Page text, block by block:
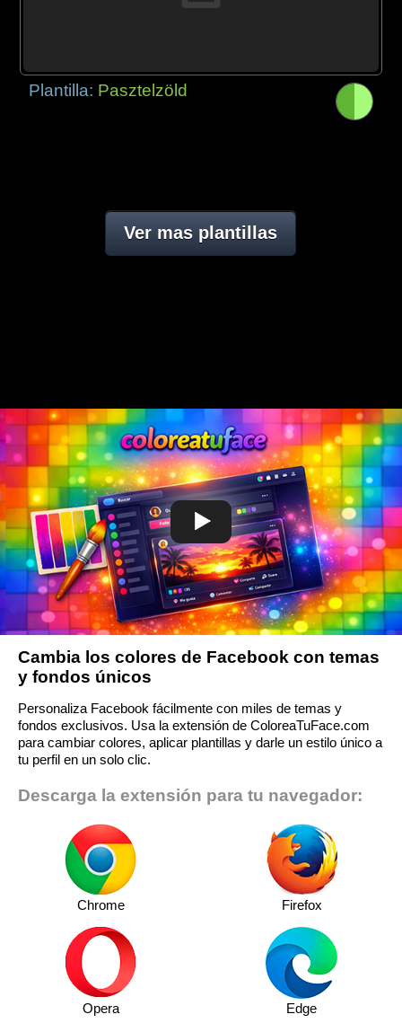
Plantilla: Pasztelzöld
Ver mas plantillas
Cambia los colores de Facebook con temas
y fondos únicos
Personaliza Facebook fácilmente con miles de temas y
fondos exclusivos. Usa la extensión de ColoreaTuFace.com
para cambiar colores, aplicar plantillas y darle un estilo único a
tu perfil en un solo clic.
Descarga la extensión para tu navegador:
Chrome Firefox
Opera Edge